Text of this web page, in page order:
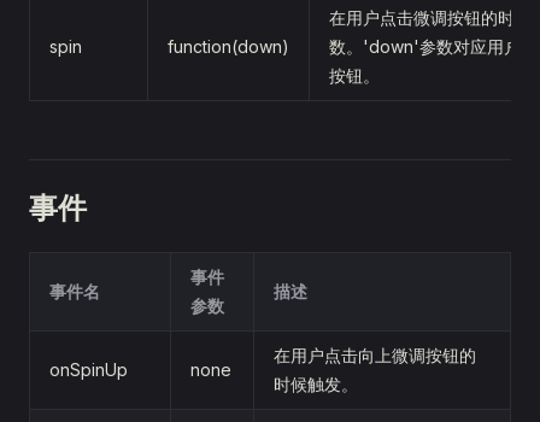
spin function(down)
在用户点击微调按钮的时候
数。'down'参数对应用户点
按钮。
事件
事件名
事件
参数
描述
onSpinUp none
在用户点击向上微调按钮的
时候触发。